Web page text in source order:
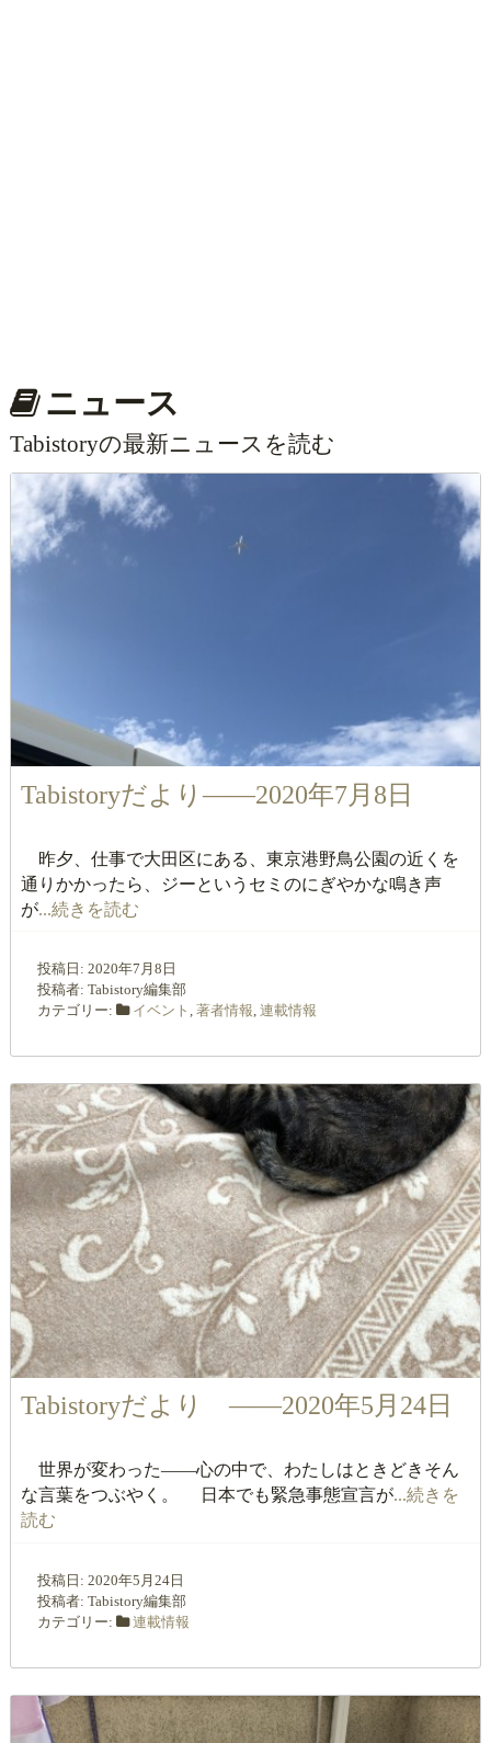
ニュース
Tabistoryの最新ニュースを読む
Tabistoryだより――2020年7月8日
昨夕、仕事で大田区にある、東京港野鳥公園の近くを
通りかかったら、ジーというセミのにぎやかな鳴き声
が...続きを読む
投稿日: 2020年7月8日
投稿者: Tabistory編集部
カテゴリー:
イベント , 著者情報, 連載情報
Tabistoryだより ――2020年5月24日
世界が変わった――心の中で、わたしはときどきそん
な言葉をつぶやく。 日本でも緊急事態宣言が...続きを
読む
投稿日: 2020年5月24日
投稿者: Tabistory編集部
カテゴリー:
連載情報